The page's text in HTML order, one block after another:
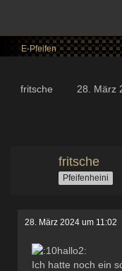
E-Pfeifen
fritsche 28. März
fritsche
Pfeifenheini
28. März 2024 um 11:02
Ich hatte noch ein